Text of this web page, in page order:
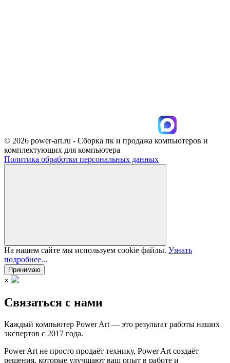
© 2026 power-art.ru - Сборка пк и продажа компьютеров и
комплектующих для компьютера
Политика обработки персональных данных
На нашем сайте мы используем cookie файлы. Узнать
подробнее...
Принимаю
×
Связаться с нами
Каждый компьютер Power Art — это результат работы наших
экспертов с 2017 года.
Power Art не просто продаёт технику, Power Art создаёт
решения, которые улучшают ваш опыт в работе и